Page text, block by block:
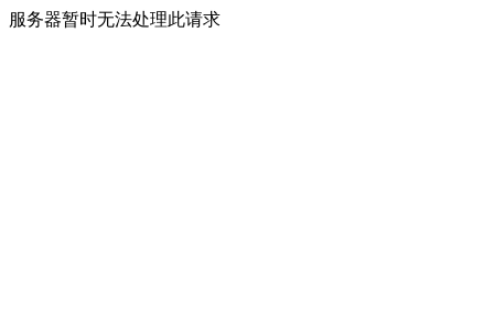
服务器暂时无法处理此请求